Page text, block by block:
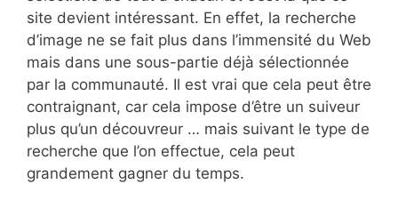
site devient intéressant. En effet, la recherche
d’image ne se fait plus dans l’immensité du Web
mais dans une sous-partie déjà sélectionnée
par la communauté. Il est vrai que cela peut être
contraignant, car cela impose d’être un suiveur
plus qu’un découvreur … mais suivant le type de
recherche que l’on effectue, cela peut
grandement gagner du temps.